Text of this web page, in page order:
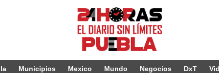
Municipios Mexico Mundo Negocios DxT